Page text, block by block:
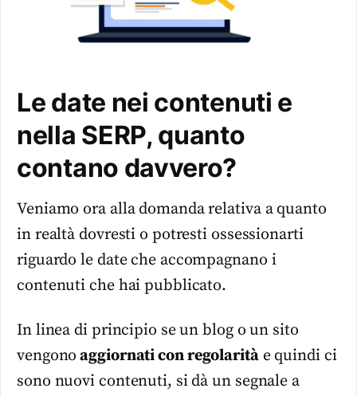
Le date nei contenuti e
nella SERP, quanto
contano davvero?
Veniamo ora alla domanda relativa a quanto
in realtà dovresti o potresti ossessionarti
riguardo le date che accompagnano i
contenuti che hai pubblicato.
In linea di principio se un blog o un sito
vengono aggiornati con regolaritàe quindi ci
sono nuovi contenuti, si dà un segnale a